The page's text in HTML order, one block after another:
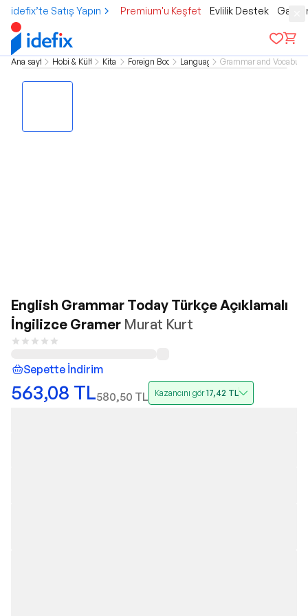
idefix’te Satış Yapın Premium'u Keşfet Evlilik Destek
Ana sayfa Hobi & Kültür Kitap Foreign Books Language Grammar and
English Grammar Today Türkçe Açıklamalı
İngilizce Gramer Murat Kurt
Sepette İndirim
563,08 TL580,50 TL Kazancını gör17,42 TL